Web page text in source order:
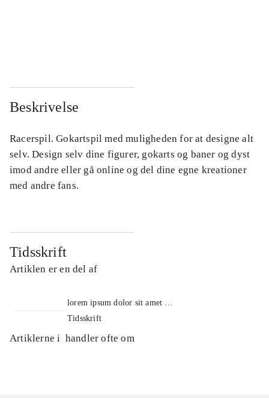
Beskrivelse
Racerspil. Gokartspil med muligheden for at designe alt
selv. Design selv dine figurer, gokarts og baner og dyst
imod andre eller gå online og del dine egne kreationer
med andre fans.
Tidsskrift
Artiklen er en del af
lorem ipsum dolor sit amet ...
Tidsskrift
Artiklerne i handler ofte om